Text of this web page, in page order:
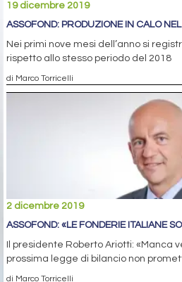
19 dicembre 2019
ASSOFOND: PRODUZIONE IN CALO
Nei primi nove mesi dell’anno si
rispetto allo stesso periodo del 2018
di Marco Torricelli
2 dicembre 2019
ASSOFOND: «LE FONDERIE ITALIANE
Il presidente Roberto Ariotti: «Manca
prossima legge di bilancio non
di Marco Torricelli